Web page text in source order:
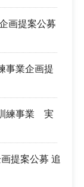
画提案公募
事業企画提
練事業 実
提案公募 追